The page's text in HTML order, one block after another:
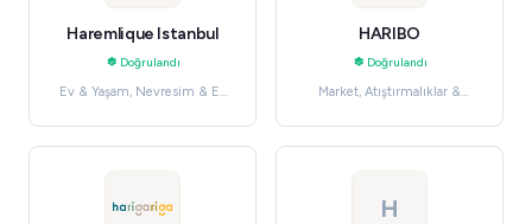
Haremlique Istanbul
Doğrulandı
Ev & Yaşam, Nevresim & Ev
HARIBO
Doğrulandı
Market, Atıştırmalıklar &
H